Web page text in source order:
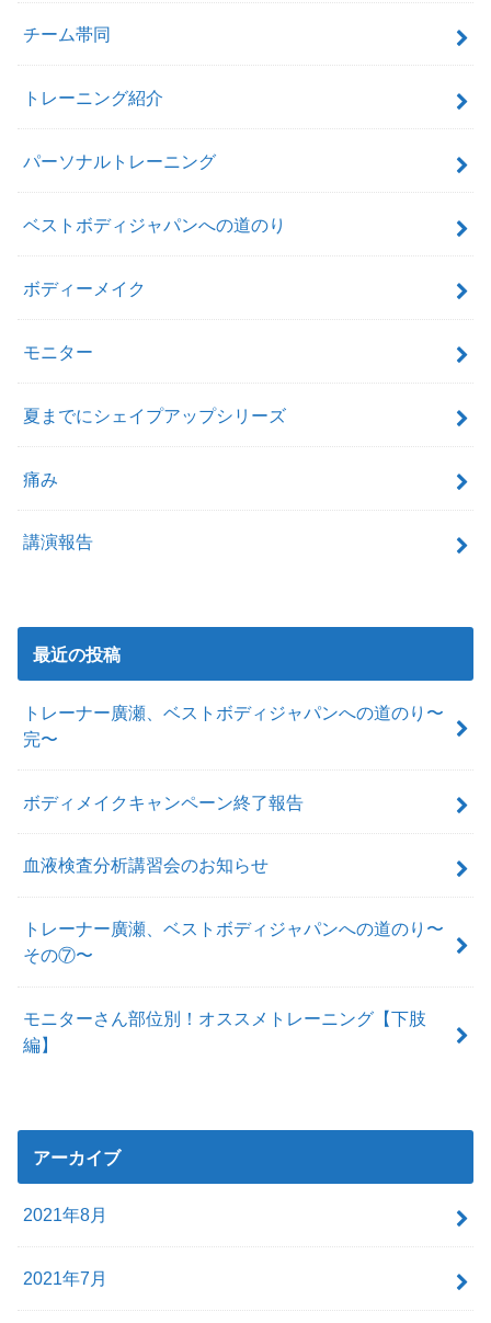
チーム帯同
トレーニング紹介
パーソナルトレーニング
ベストボディジャパンへの道のり
ボディーメイク
モニター
夏までにシェイプアップシリーズ
痛み
講演報告
最近の投稿
トレーナー廣瀬、ベストボディジャパンへの道のり〜
完〜
ボディメイクキャンペーン終了報告
血液検査分析講習会のお知らせ
トレーナー廣瀬、ベストボディジャパンへの道のり〜
その⑦〜
モニターさん部位別！オススメトレーニング【下肢
編】
アーカイブ
2021年8月
2021年7月